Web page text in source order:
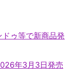
ゥ等で新商品発
年3月3日発売